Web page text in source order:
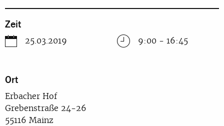
Zeit
25.03.2019 9:00 - 16:45
Ort
Erbacher Hof
Grebenstraße 24-26
55116 Mainz